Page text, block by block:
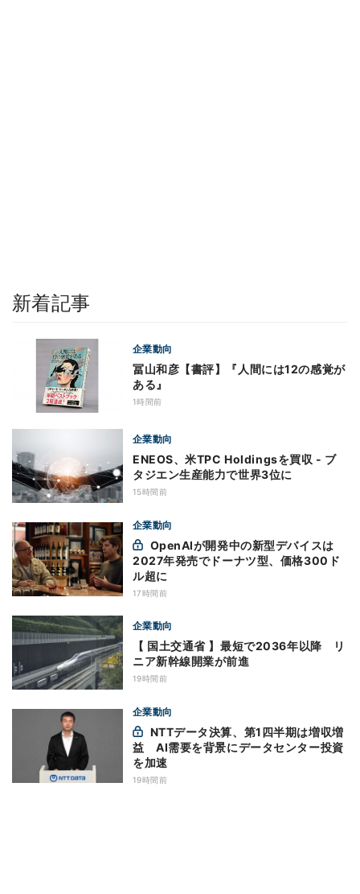
新着記事
企業動向
冨山和彦【書評】『人間には12の感覚が
ある』
1時間前
企業動向
ENEOS、米TPC Holdingsを買収 - ブ
タジエン生産能力で世界3位に
15時間前
企業動向
2027年発売でドーナツ型、価格300ド
ル超に
17時間前
企業動向
【 国土交通省 】最短で2036年以降 リ
ニア新幹線開業が前進
19時間前
企業動向
益 AI需要を背景にデータセンター投資
を加速
19時間前